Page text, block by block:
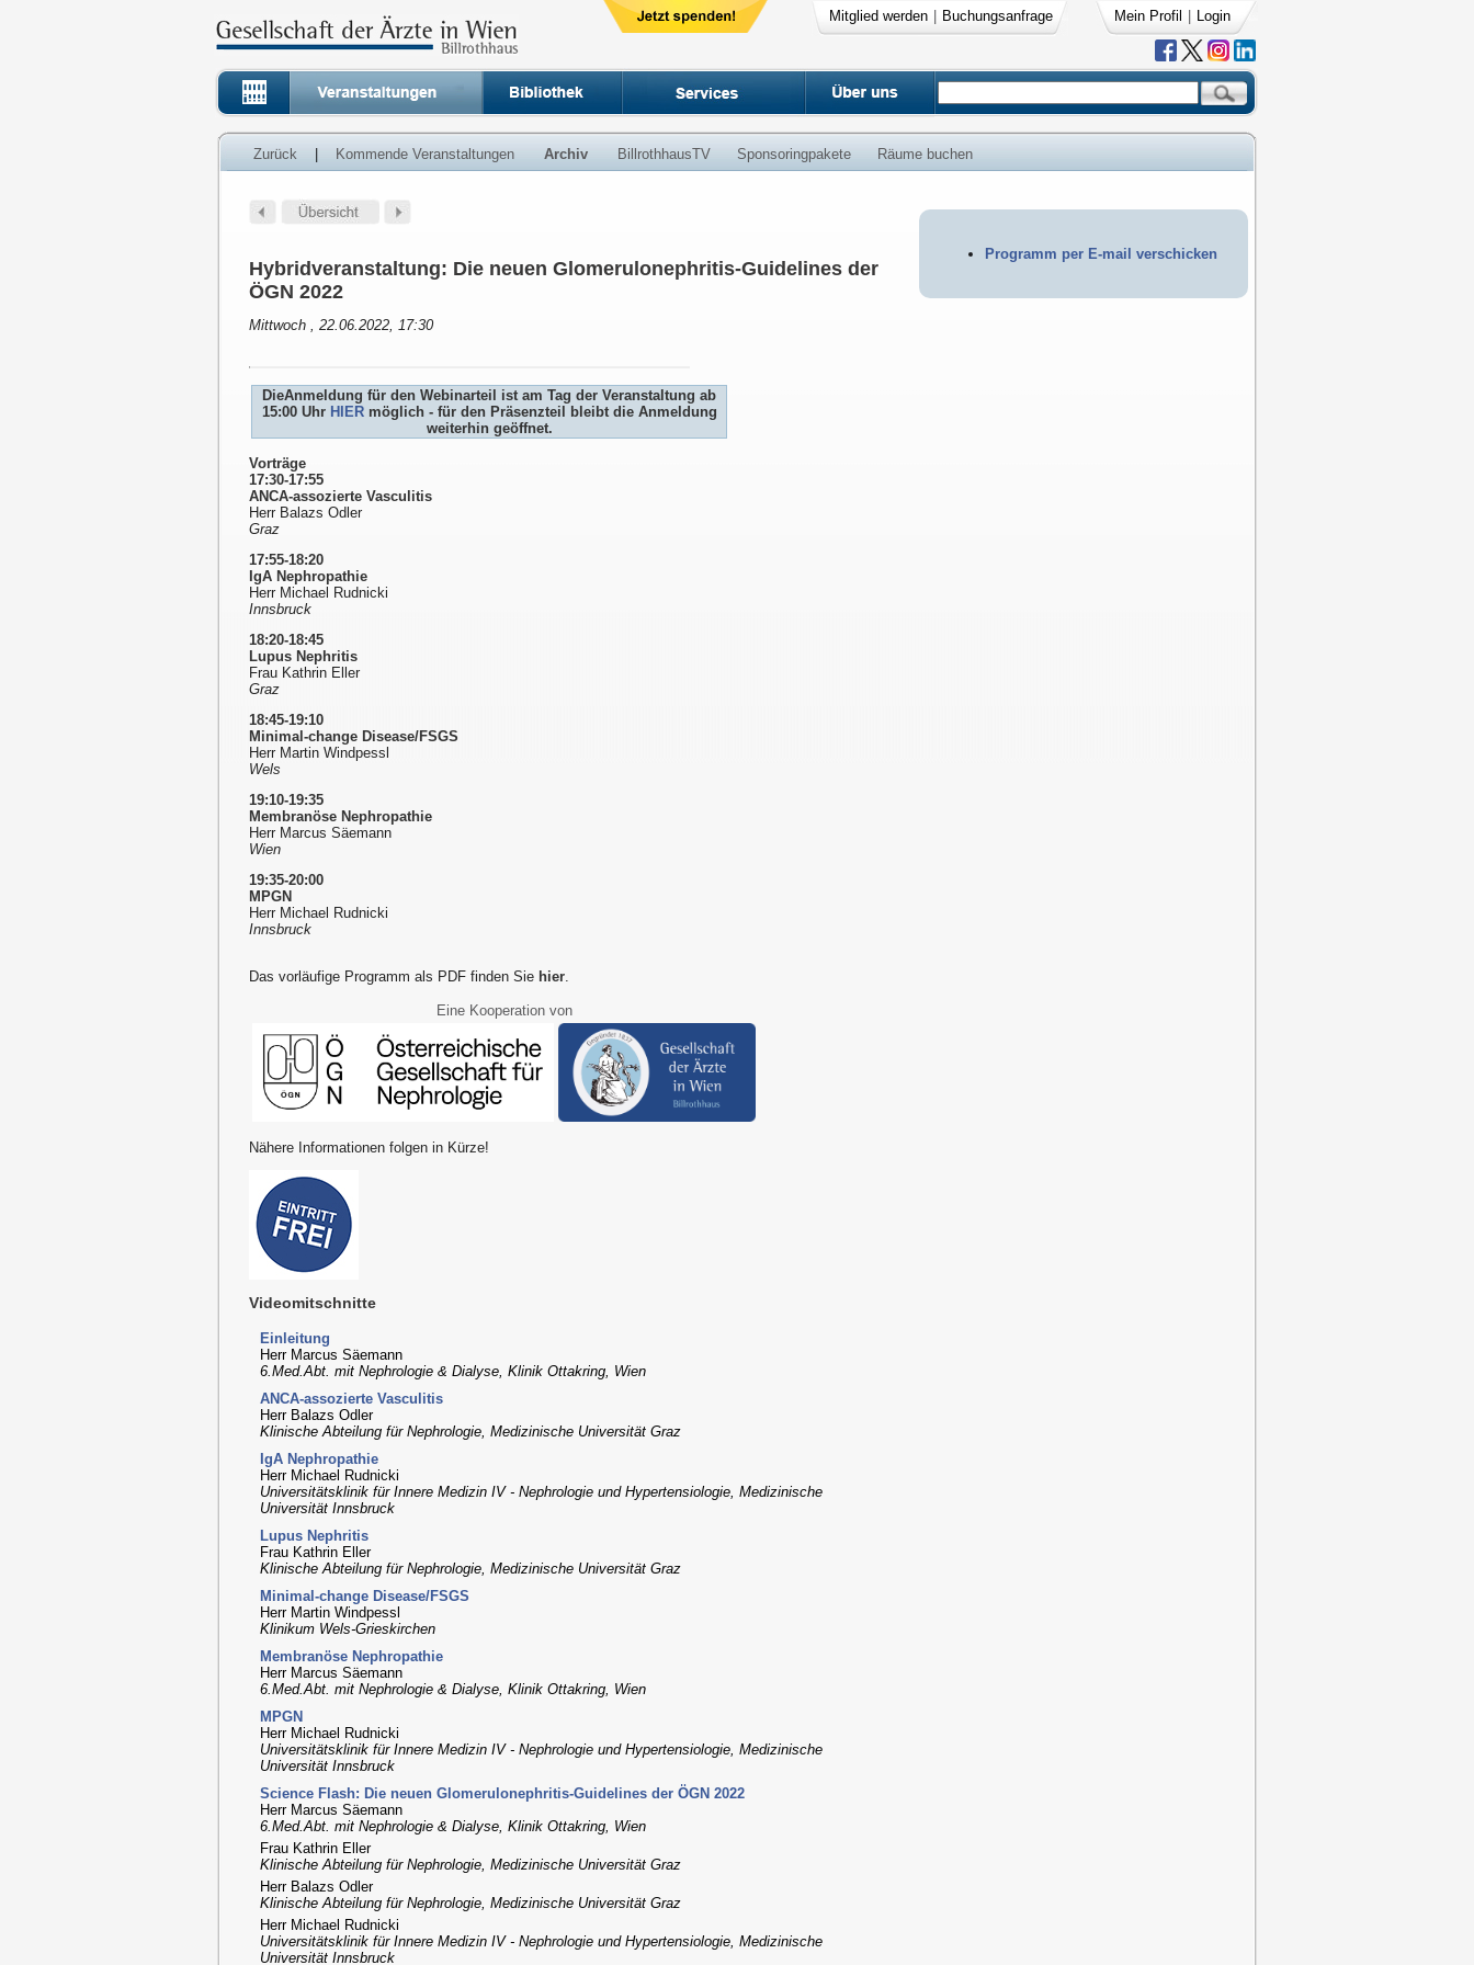
Mitglied werden Buchungsanfrage Mein Profil Login
Zurück Kommende Veranstaltungen Archiv BillrothhausTV Sponsoringpakete Räume buchen
Programm per E-mail verschicken
Hybridveranstaltung: Die neuen Glomerulonephritis-Guidelines der
ÖGN 2022
Mittwoch , 22.06.2022, 17:30
DieAnmeldung für den Webinarteil ist am Tag der Veranstaltung ab
15:00 Uhr HIER möglich - für den Präsenzteil bleibt die Anmeldung
weiterhin geöffnet.
Vorträge
17:30-17:55
ANCA-assozierte Vasculitis
Herr Balazs Odler
Graz
17:55-18:20
IgA Nephropathie
Herr Michael Rudnicki
Innsbruck
18:20-18:45
Lupus Nephritis
Frau Kathrin Eller
Graz
18:45-19:10
Minimal-change Disease/FSGS
Herr Martin Windpessl
Wels
19:10-19:35
Membranöse Nephropathie
Herr Marcus Säemann
Wien
19:35-20:00
MPGN
Herr Michael Rudnicki
Innsbruck
Das vorläufige Programm als PDF finden Sie hier.
Eine Kooperation von
Nähere Informationen folgen in Kürze!
Videomitschnitte
Einleitung
Herr Marcus Säemann
6.Med.Abt. mit Nephrologie & Dialyse, Klinik Ottakring, Wien
ANCA-assozierte Vasculitis
Herr Balazs Odler
Klinische Abteilung für Nephrologie, Medizinische Universität Graz
IgA Nephropathie
Herr Michael Rudnicki
Universitätsklinik für Innere Medizin IV - Nephrologie und Hypertensiologie, Medizinische
Universität Innsbruck
Lupus Nephritis
Frau Kathrin Eller
Klinische Abteilung für Nephrologie, Medizinische Universität Graz
Minimal-change Disease/FSGS
Herr Martin Windpessl
Klinikum Wels-Grieskirchen
Membranöse Nephropathie
Herr Marcus Säemann
6.Med.Abt. mit Nephrologie & Dialyse, Klinik Ottakring, Wien
MPGN
Herr Michael Rudnicki
Universitätsklinik für Innere Medizin IV - Nephrologie und Hypertensiologie, Medizinische
Universität Innsbruck
Science Flash: Die neuen Glomerulonephritis-Guidelines der ÖGN 2022
Herr Marcus Säemann
6.Med.Abt. mit Nephrologie & Dialyse, Klinik Ottakring, Wien
Frau Kathrin Eller
Klinische Abteilung für Nephrologie, Medizinische Universität Graz
Herr Balazs Odler
Klinische Abteilung für Nephrologie, Medizinische Universität Graz
Herr Michael Rudnicki
Universitätsklinik für Innere Medizin IV - Nephrologie und Hypertensiologie, Medizinische
Universität Innsbruck